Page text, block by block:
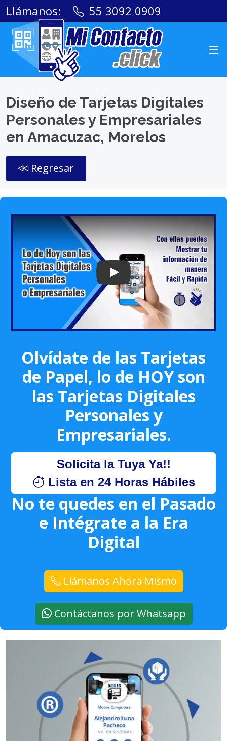
Llámanos: 55 3092 0909
Diseño de Tarjetas Digitales
Personales y Empresariales
en Amacuzac, Morelos
Regresar
Play: Keynote (Google I/O '18)
Olvídate de las Tarjetas
de Papel, lo de HOY son
las Tarjetas Digitales
Personales y
Empresariales.
Solicita la Tuya Ya!!
Lista en 24 Horas Hábiles
No te quedes en el Pasado
e Intégrate a la Era
Digital
Llámanos Ahora Mismo
Contáctanos por Whatsapp